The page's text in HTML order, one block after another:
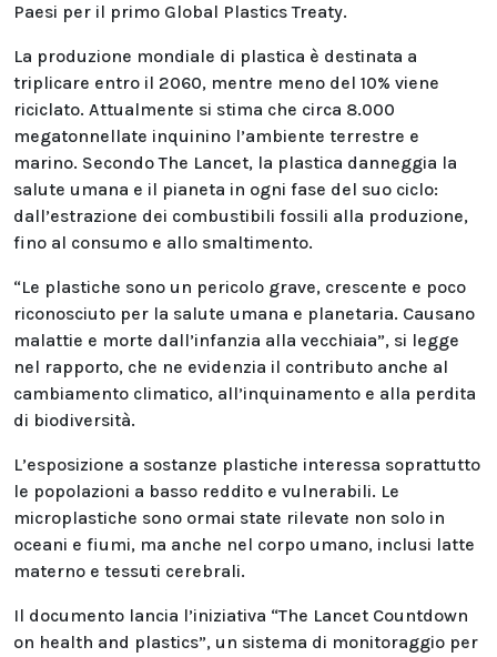
Paesi per il primo Global Plastics Treaty.
La produzione mondiale di plastica è destinata a
triplicare entro il 2060, mentre meno del 10% viene
riciclato. Attualmente si stima che circa 8.000
megatonnellate inquinino l’ambiente terrestre e
marino. Secondo The Lancet, la plastica danneggia la
salute umana e il pianeta in ogni fase del suo ciclo:
dall’estrazione dei combustibili fossili alla produzione,
fino al consumo e allo smaltimento.
“Le plastiche sono un pericolo grave, crescente e poco
riconosciuto per la salute umana e planetaria. Causano
malattie e morte dall’infanzia alla vecchiaia”, si legge
nel rapporto, che ne evidenzia il contributo anche al
cambiamento climatico, all’inquinamento e alla perdita
di biodiversità.
L’esposizione a sostanze plastiche interessa soprattutto
le popolazioni a basso reddito e vulnerabili. Le
microplastiche sono ormai state rilevate non solo in
oceani e fiumi, ma anche nel corpo umano, inclusi latte
materno e tessuti cerebrali.
Il documento lancia l’iniziativa “The Lancet Countdown
on health and plastics”, un sistema di monitoraggio per